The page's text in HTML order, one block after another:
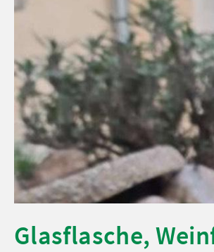
Glasflasche,